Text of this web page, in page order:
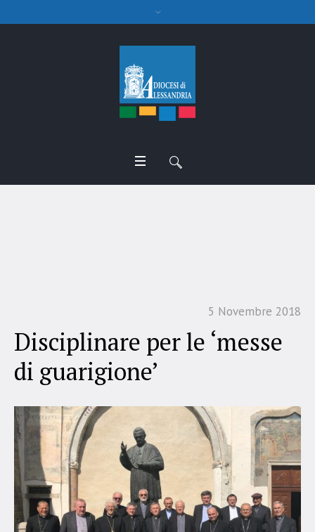
5 Novembre 2018
Disciplinare per le ‘messe
di guarigione’